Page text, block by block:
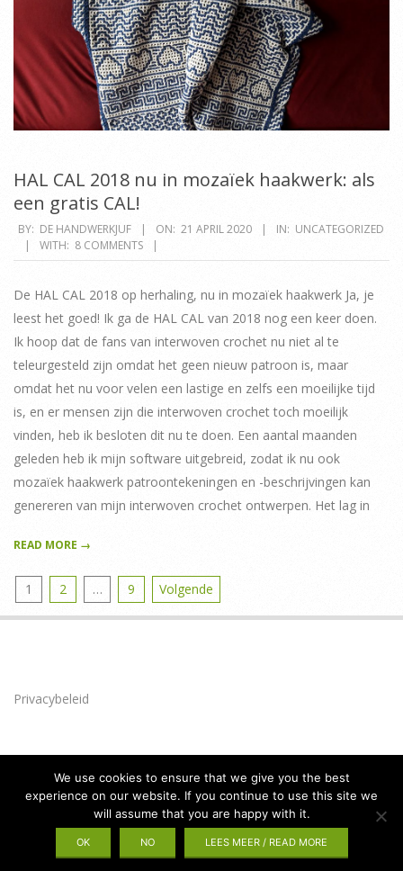
HAL CAL 2018 nu in mozaïek haakwerk: als
een gratis CAL!
2020-
04-
BY: DE HANDWERKJUF ON: 21 APRIL 2020 IN: UNCATEGORIZED
WITH: 8 COMMENTS
De HAL CAL 2018 op herhaling, nu in mozaïek haakwerk Ja, je
leest het goed! Ik ga de HAL CAL van 2018 nog een keer doen.
Ik hoop dat de fans van interwoven crochet nu niet al te
teleurgesteld zijn omdat het geen nieuw patroon is, maar
omdat het nu voor velen een lastige en zelfs een moeilijke tijd
is, en er mensen zijn die interwoven crochet toch moeilijk
vinden, heb ik besloten dit nu te doen. Een aantal maanden
geleden heb ik mijn software uitgebreid, zodat ik nu ook
mozaïek haakwerk patroontekeningen en -beschrijvingen kan
genereren van mijn interwoven crochet ontwerpen. Het lag in
READ MORE →
Berichten
paginering
1 2 … 9 Volgende
Privacybeleid
Privacybeleid Designed using Brigsby. Powered byWordPress
We use cookies to ensure that we give you the best
experience on our website. If you continue to use this site we
will assume that you are happy with it.
OK NO LEES MEER / READ MORE